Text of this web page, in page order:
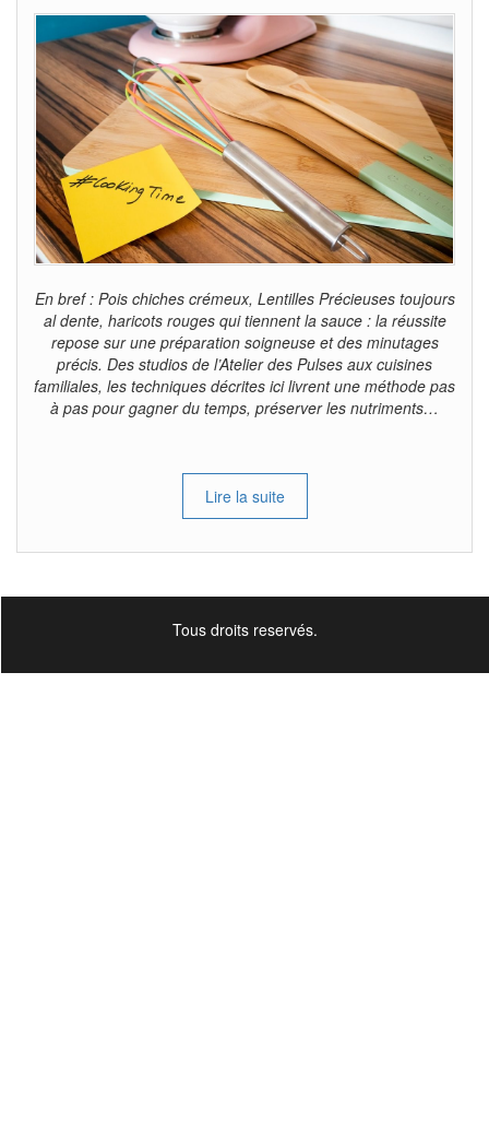
En bref : Pois chiches crémeux, Lentilles Précieuses toujours
al dente, haricots rouges qui tiennent la sauce : la réussite
repose sur une préparation soigneuse et des minutages
précis. Des studios de l’Atelier des Pulses aux cuisines
familiales, les techniques décrites ici livrent une méthode pas
à pas pour gagner du temps, préserver les nutriments…
Lire la suite
Tous droits reservés.